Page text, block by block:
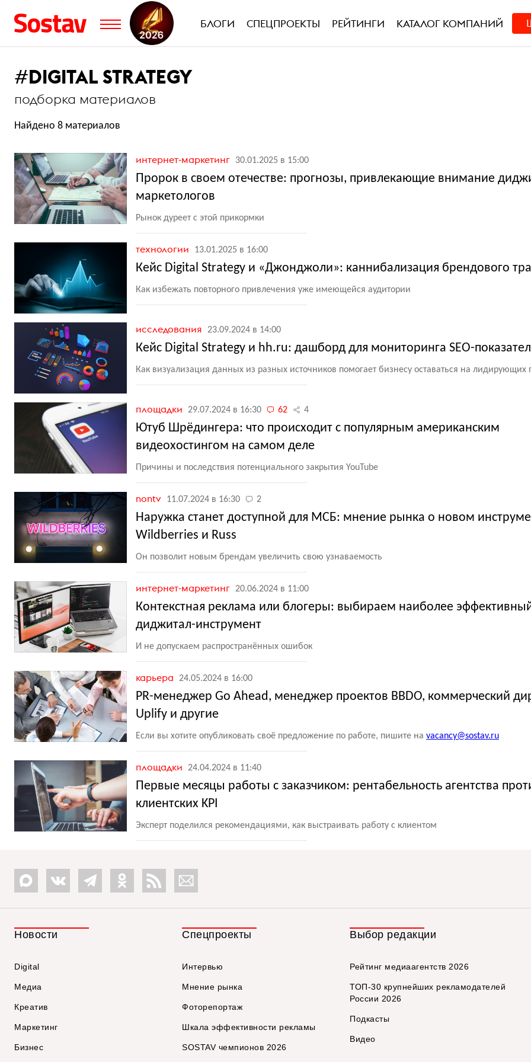
БЛОГИ СПЕЦПРОЕКТЫ РЕЙТИНГИ КАТАЛОГ КОМПАНИЙ
#DIGITAL STRATEGY
подборка материалов
Найдено 8 материалов
интернет-маркетинг 30.01.2025 в 15:00
Пророк в своем отечестве: прогнозы, привлекающие внимание
маркетологов
Рынок дуреет с этой прикормки
технологии 13.01.2025 в 16:00
Кейс Digital Strategy и «Джонджоли»: каннибализация брендового
Как избежать повторного привлечения уже имеющейся аудитории
исследования 23.09.2024 в 14:00
Кейс Digital Strategy и hh.ru: дашборд для мониторинга SEO-
Как визуализация данных из разных источников помогает бизнесу оставаться на лидирующих
площадки 29.07.2024 в 16:30 62 4
Ютуб Шрёдингера: что происходит с популярным американским
видеохостингом на самом деле
Причины и последствия потенциального закрытия YouTube
nontv 11.07.2024 в 16:30 2
Наружка станет доступной для МСБ: мнение рынка о новом
Wildberries и Russ
Он позволит новым брендам увеличить свою узнаваемость
интернет-маркетинг 20.06.2024 в 11:00
Контекстная реклама или блогеры: выбираем наиболее
диджитал-инструмент
И не допускаем распространённых ошибок
карьера 24.05.2024 в 16:00
PR-менеджер Go Ahead, менеджер проектов BBDO, коммерческий
Uplify и другие
Если вы хотите опубликовать своё предложение по работе, пишите на vacancy@sostav.ru
площадки 24.04.2024 в 11:40
Первые месяцы работы с заказчиком: рентабельность агентства
клиентских KPI
Эксперт поделился рекомендациями, как выстраивать работу с клиентом
Новости
Digital
Медиа
Креатив
Маркетинг
Бизнес
Спецпроекты
Интервью
Мнение рынка
Фоторепортаж
Шкала эффективности рекламы
SOSTAV чемпионов 2026
Выбор редакции
Рейтинг медиаагентств 2026
ТОП-30 крупнейших рекламодателей
России 2026
Подкасты
Видео